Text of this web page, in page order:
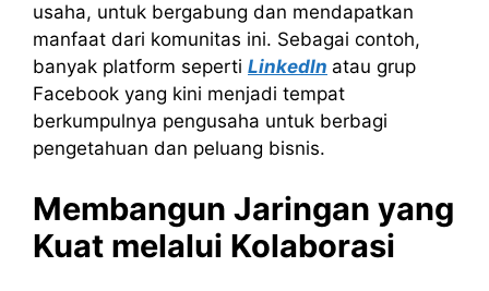
usaha, untuk bergabung dan mendapatkan
manfaat dari komunitas ini. Sebagai contoh,
banyak platform seperti LinkedIn atau grup
Facebook yang kini menjadi tempat
berkumpulnya pengusaha untuk berbagi
pengetahuan dan peluang bisnis.
Membangun Jaringan yang
Kuat melalui Kolaborasi